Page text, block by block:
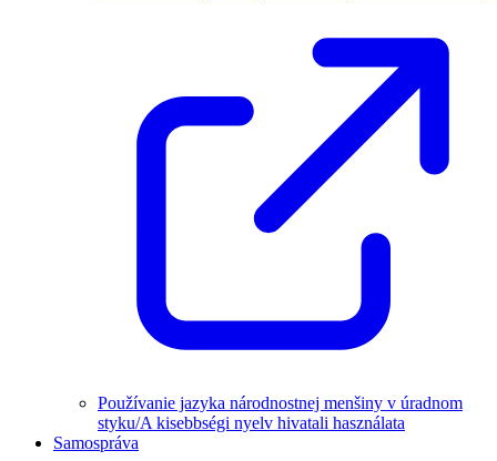
Používanie jazyka národnostnej menšiny v úradnom
styku/A kisebbségi nyelv hivatali használata
Samospráva